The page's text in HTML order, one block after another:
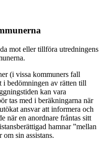
mot eller tillföra utredningens
(i vissa kommuners fall
i bedömningen av rätten till
kan vara
tas med i beräkningarna när
ansvar att informera och
när en anordnare fråntas sitt
hamnar ”mellan
om sin assistans.